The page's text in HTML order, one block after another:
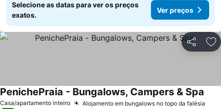
Selecione as datas para ver os preços
exatos.
Ver preços
Partilhar
Casa/apartamento inteiro Alojamento em bungalows no topo da falésia
PenichePraia - Bungalows, Campers & Spa